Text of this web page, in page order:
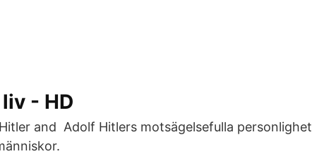
- HD
and Adolf Hitlers motsägelsefulla personlighet